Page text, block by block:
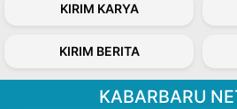
KIRIM KARYA
KIRIM BERITA
KABARBARU